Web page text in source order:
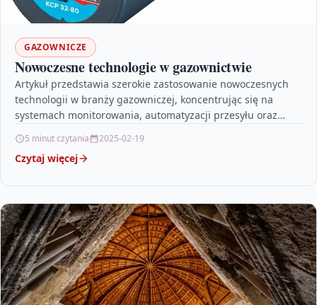
GAZOWNICZE
Nowoczesne technologie w gazownictwie
Artykuł przedstawia szerokie zastosowanie nowoczesnych
technologii w branży gazowniczej, koncentrując się na
systemach monitorowania, automatyzacji przesyłu oraz
IoT,…
5 minut czytania 2025-02-19
Czytaj więcej